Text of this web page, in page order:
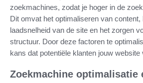
zoekmachines, zodat je hoger in de
Dit omvat het optimaliseren van
laadsnelheid van de site en het zorgen
structuur. Door deze factoren te
kans dat potentiële klanten jouw website
Zoekmachine optimalisatie